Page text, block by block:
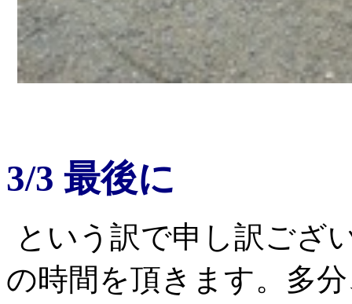
3/3 最後に
という訳で申し訳ござ
の時間を頂きます。多